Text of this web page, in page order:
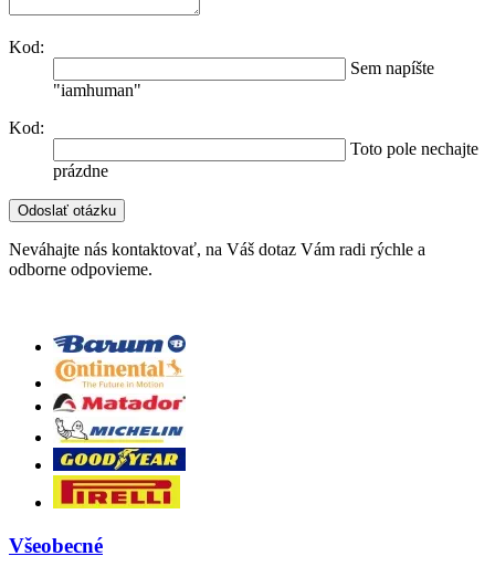
Kod:
Sem napíšte
"iamhuman"
Kod:
Toto pole nechajte
prázdne
Neváhajte nás kontaktovať, na Váš dotaz Vám radi rýchle a
odborne odpovieme.
Všeobecné